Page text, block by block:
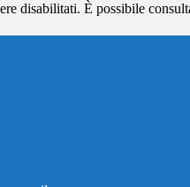
disabilitati. È possibile